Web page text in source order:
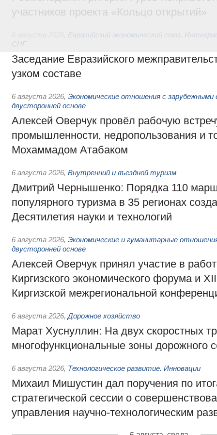
участников проекта «Кольцо открытий»
Евразийский экономический союз.
СНГ
Заседание Евразийского
узком составе
6 августа 2026, Экономические отношения с
двусторонней основе
Алексей Оверчук провёл рабочую
промышленности, недропользования и
Мохаммадом Атабаком
6 августа 2026, Внутренний и въездной туризм
Дмитрий Чернышенко: Порядка 110
популярного туризма в 35 регионах
Десятилетия науки и технологий
6 августа 2026, Экономические и гуманитарные
двусторонней основе
Алексей Оверчук принял участие в
Киргизского экономического форума и
Киргизской межрегиональной
6 августа 2026, Дорожное хозяйство
Марат Хуснуллин: На двух скоростных
многофункциональные зоны дорожного
6 августа 2026, Технологическое развитие. Инновации
Михаил Мишустин дал поручения по
стратегической сессии о
управления научно-технологическим